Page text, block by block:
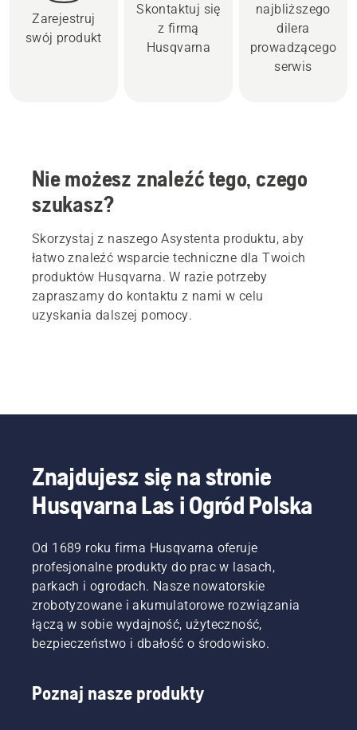
Zarejestruj
swój produkt
Skontaktuj się
z firmą
Husqvarna
najbliższego
dilera
prowadzącego
serwis
Nie możesz znaleźć tego, czego
szukasz?
Skorzystaj z naszego Asystenta produktu, aby
łatwo znaleźć wsparcie techniczne dla Twoich
produktów Husqvarna. W razie potrzeby
zapraszamy do kontaktu z nami w celu
uzyskania dalszej pomocy.
Znajdujesz się na stronie
Husqvarna Las i Ogród Polska
Od 1689 roku firma Husqvarna oferuje
profesjonalne produkty do prac w lasach,
parkach i ogrodach. Nasze nowatorskie
zrobotyzowane i akumulatorowe rozwiązania
łączą w sobie wydajność, użyteczność,
bezpieczeństwo i dbałość o środowisko.
Poznaj nasze produkty